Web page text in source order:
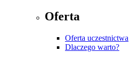
Oferta
Oferta uczestnictwa
Dlaczego warto?